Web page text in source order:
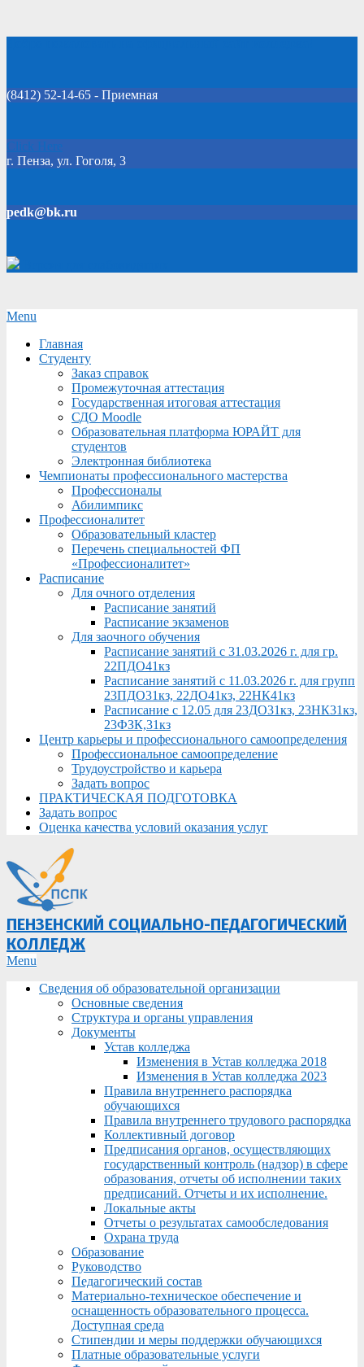
(8412) 52-14-65 - Приемная
Click Here
г. Пенза, ул. Гоголя, 3
pedk@bk.ru
Secondary
Menu
Menu
Главная
Студенту
Заказ справок
Промежуточная аттестация
Государственная итоговая аттестация
СДО Moodle
Образовательная платформа ЮРАЙТ для
студентов
Электронная библиотека
Чемпионаты профессионального мастерства
Профессионалы
Абилимпикс
Профессионалитет
Образовательный кластер
Перечень специальностей ФП
«Профессионалитет»
Расписание
Для очного отделения
Расписание занятий
Расписание экзаменов
Для заочного обучения
Расписание занятий с 31.03.2026 г. для гр.
22ПДО41кз
Расписание занятий с 11.03.2026 г. для групп
23ПДО31кз, 22ДО41кз, 22НК41кз
Расписание с 12.05 для 23ДО31кз, 23НК31кз,
23ФЗК,31кз
Центр карьеры и профессионального самоопределения
Профессиональное самоопределение
Трудоустройство и карьера
Задать вопрос
ПРАКТИЧЕСКАЯ ПОДГОТОВКА
Задать вопрос
Оценка качества условий оказания услуг
ПЕНЗЕНСКИЙ СОЦИАЛЬНО-ПЕДАГОГИЧЕСКИЙ
КОЛЛЕДЖ
Primary
Menu
Menu
Сведения об образовательной организации
Основные сведения
Структура и органы управления
Документы
Устав колледжа
Изменения в Устав колледжа 2018
Изменения в Устав колледжа 2023
Правила внутреннего распорядка
обучающихся
Правила внутреннего трудового распорядка
Коллективный договор
Предписания органов, осуществляющих
государственный контроль (надзор) в сфере
образования, отчеты об исполнении таких
предписаний. Отчеты и их исполнение.
Локальные акты
Отчеты о результатах самообследования
Охрана труда
Образование
Руководство
Педагогический состав
Материально-техническое обеспечение и
оснащенность образовательного процесса.
Доступная среда
Стипендии и меры поддержки обучающихся
Платные образовательные услуги